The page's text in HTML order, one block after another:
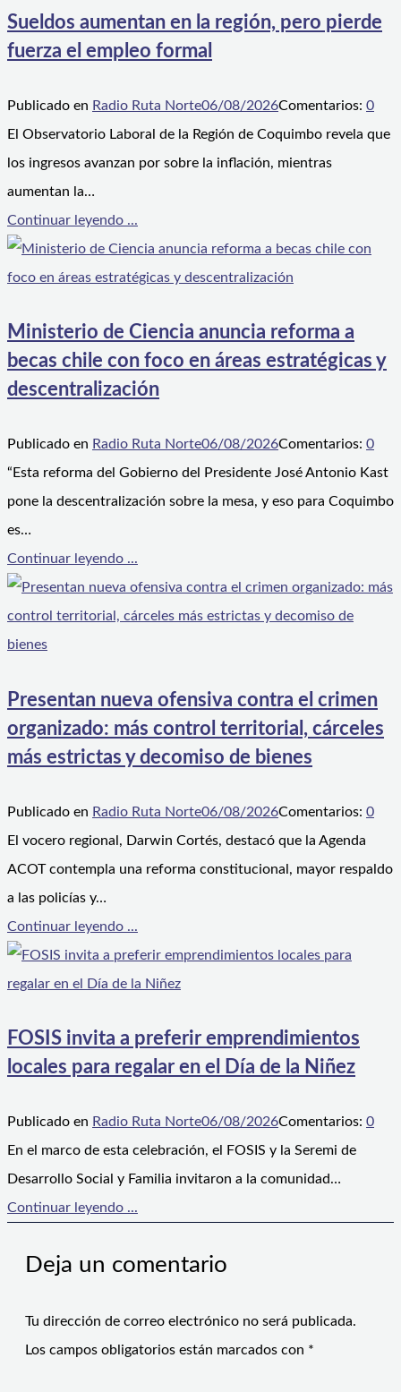
Sueldos aumentan en la región, pero pierde
fuerza el empleo formal
Publicado en Radio Ruta Norte06/08/2026Comentarios: 0
El Observatorio Laboral de la Región de Coquimbo revela que
los ingresos avanzan por sobre la inflación, mientras
aumentan la…
Continuar leyendo ...
Ministerio de Ciencia anuncia reforma a
becas chile con foco en áreas estratégicas y
descentralización
Publicado en Radio Ruta Norte06/08/2026Comentarios: 0
“Esta reforma del Gobierno del Presidente José Antonio Kast
pone la descentralización sobre la mesa, y eso para Coquimbo
es…
Continuar leyendo ...
Presentan nueva ofensiva contra el crimen
organizado: más control territorial, cárceles
más estrictas y decomiso de bienes
Publicado en Radio Ruta Norte06/08/2026Comentarios: 0
El vocero regional, Darwin Cortés, destacó que la Agenda
ACOT contempla una reforma constitucional, mayor respaldo
a las policías y…
Continuar leyendo ...
FOSIS invita a preferir emprendimientos
locales para regalar en el Día de la Niñez
Publicado en Radio Ruta Norte06/08/2026Comentarios: 0
En el marco de esta celebración, el FOSIS y la Seremi de
Desarrollo Social y Familia invitaron a la comunidad…
Continuar leyendo ...
Deja un comentario
Tu dirección de correo electrónico no será publicada.
Los campos obligatorios están marcados con *